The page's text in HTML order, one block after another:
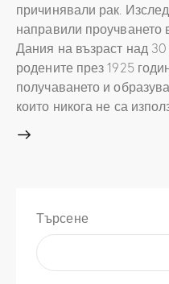
причинявали рак.
направили проучването
Дания на възраст над 30
родените през 1925
получаването и
които никога не са
Търсене